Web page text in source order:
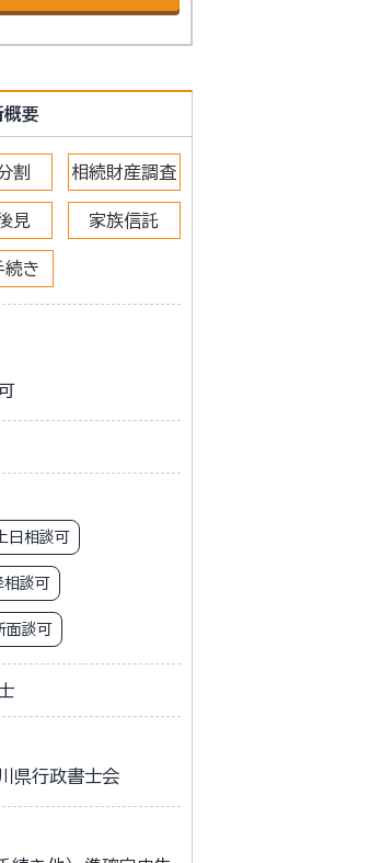
概要
割 相続財産調査
見 家族信託
続き
日相談可
談可
面談可
県行政書士会